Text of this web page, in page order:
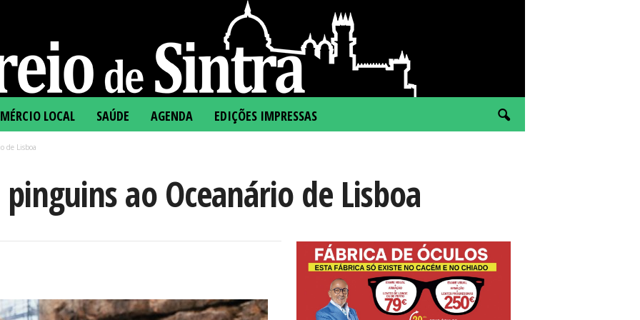
LOCAL SAÚDE AGENDA EDIÇÕES IMPRESSAS
de Lisboa
ao Oceanário de Lisboa